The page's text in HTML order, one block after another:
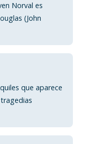
Norval es
(John
que aparece